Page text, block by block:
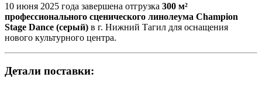
10 июня 2025 года завершена отгрузка 300 м²
профессионального сценического линолеума Champion
Stage Dance (серый) в г. Нижний Тагил для оснащения
нового культурного центра.
Детали поставки: